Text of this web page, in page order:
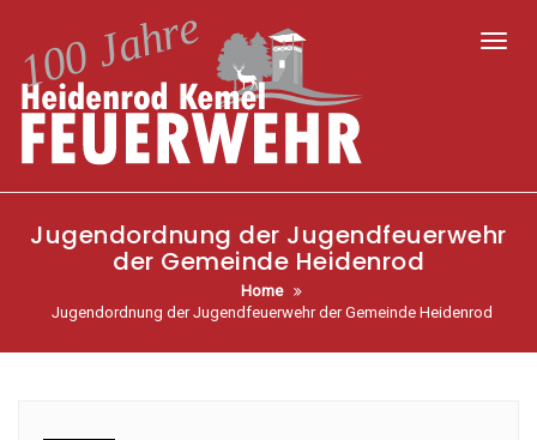
Jugendordnung der Jugendfeuerwehr
der Gemeinde Heidenrod
Home
Jugendordnung der Jugendfeuerwehr der Gemeinde Heidenrod